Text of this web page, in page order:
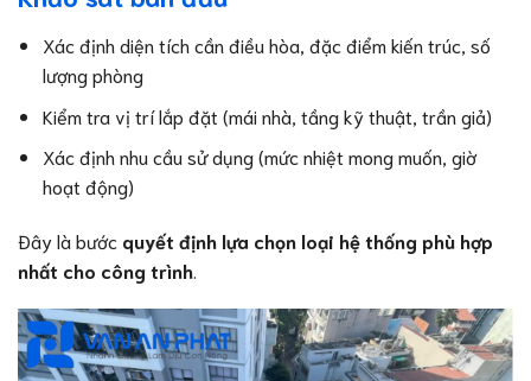
Xác định diện tích cần điều hòa, đặc điểm kiến trúc, số
lượng phòng
Kiểm tra vị trí lắp đặt (mái nhà, tầng kỹ thuật, trần giả)
Xác định nhu cầu sử dụng (mức nhiệt mong muốn, giờ
hoạt động)
Đây là bước quyết định lựa chọn loại hệ thống phù hợp
nhất cho công trình